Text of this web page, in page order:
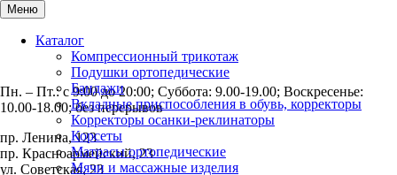
Меню
Каталог
Компрессионный трикотаж
Подушки ортопедические
Бандажи
Вкладные приспособления в обувь, корректоры
Корректоры осанки-реклинаторы
Корсеты
Матрасы ортопедические
Мячи и массажные изделия
Пн. – Пт.: с 9:00 до 20:00; Суббота: 9.00-19.00; Воскресенье:
10.00-18.00; без перерывов
пр. Ленина, 123
пр. Красноармейский, 23
ул. Советская, 23